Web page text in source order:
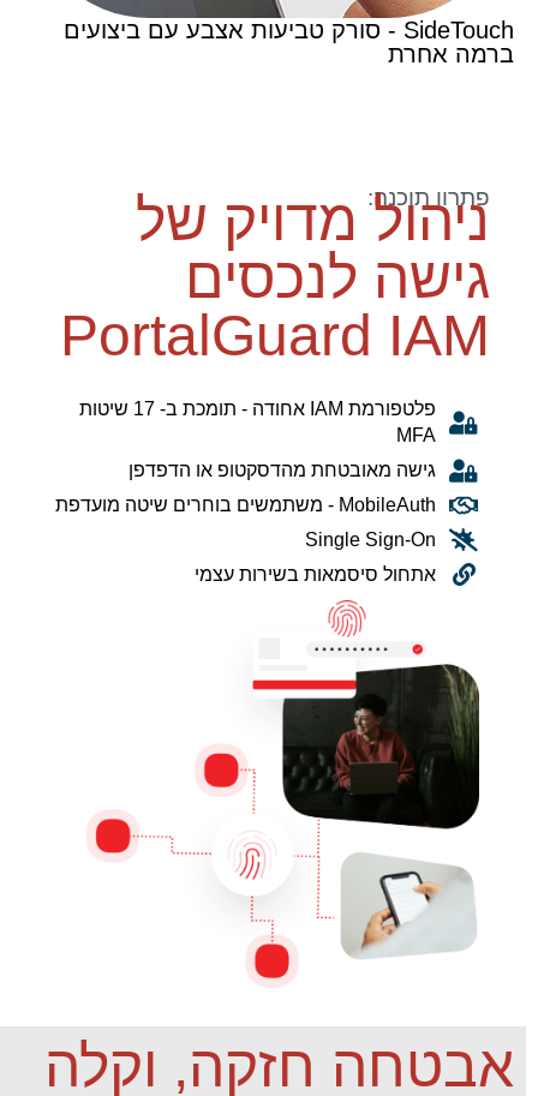
SideTouch - סורק טביעות אצבע עם ביצועים
ברמה אחרת
פתרון תוכנה:
ניהול מדויק של
גישה לנכסים
PortalGuard IAM
פלטפורמת IAM אחודה - תומכת ב- 17 שיטות
MFA
גישה מאובטחת מהדסקטופ או הדפדפן
MobileAuth - משתמשים בוחרים שיטה מועדפת
Single Sign-On
אתחול סיסמאות בשירות עצמי
אבטחה חזקה, וקלה